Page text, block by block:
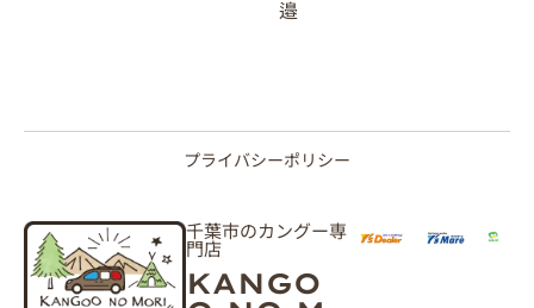
邉
プライバシーポリシー
千葉市のカングー専
門店
KANGO